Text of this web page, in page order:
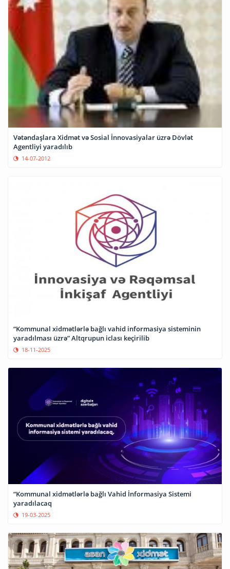
Vətəndaşlara Xidmət və Sosial İnnovasiyalar üzrə Dövlət
Agentliyi yaradılıb
14-07-2012
“Kommunal xidmətlərlə bağlı vahid informasiya sisteminin
yaradılması üzrə” Altqrupun iclası keçirilib
18-11-2025
“Kommunal xidmətlərlə bağlı Vahid İnformasiya Sistemi
yaradılacaq
19-03-2025